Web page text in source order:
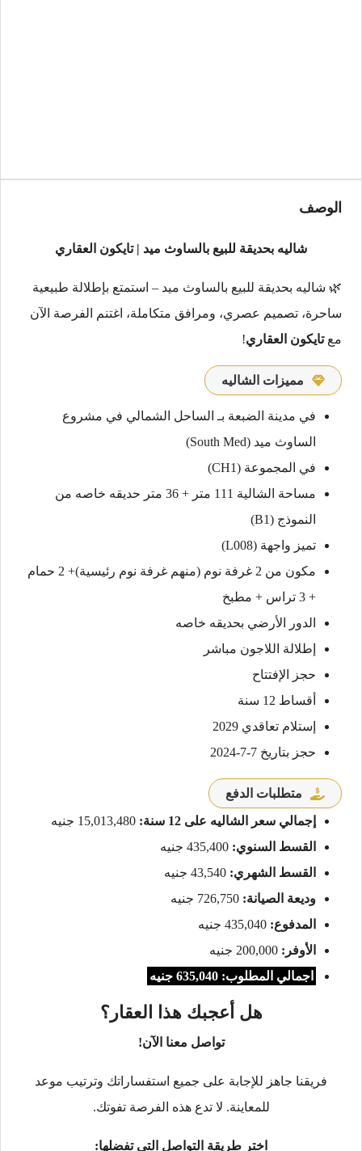
الوصف
شاليه بحديقة للبيع بالساوث ميد | تايكون العقاري
🌿 شاليه بحديقة للبيع بالساوث ميد – استمتع بإطلالة طبيعية
ساحرة، تصميم عصري، ومرافق متكاملة، اغتنم الفرصة الآن
معتايكون العقاري!
مميزات الشاليه
في مدينة الضبعة بـ الساحل الشمالي في مشروع
الساوث ميد (South Med)
في المجموعة (CH1)
مساحة الشالية 111 متر + 36 متر حديقه خاصه من
النموذج (B1)
تميز واجهة (L008)
مكون من 2 غرفة نوم (منهم غرفة نوم رئيسية)+ 2 حمام
+ 3 تراس + مطبخ
الدور الأرضي بحديقه خاصه
إطلالة اللاجون مباشر
حجز الإفتتاح
أقساط 12 سنة
إستلام تعاقدي 2029
حجز بتاريخ 7-7-2024
متطلبات الدفع
إجمالي سعر الشاليه على 12 سنة:
القسط السنوي:
القسط الشهري:
وديعة الصيانة:
المدفوع:
الأوفر:
اجمالي المطلوب: 635,040 جنيه
هل أعجبك هذا العقار؟
تواصل معنا الآن!
فريقنا جاهز للإجابة على جميع استفساراتك وترتيب موعد
للمعاينة. لا تدع هذه الفرصة تفوتك.
اختر طريقة التواصل التي تفضلها: